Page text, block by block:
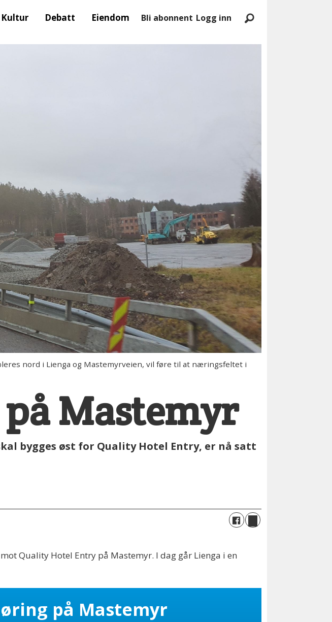
Kultur Debatt Eiendom Bli abonnent Logg inn
nord i Lienga og Mastemyrveien, vil føre til at næringsfeltet i
Mastemyr
bygges øst for Quality Hotel Entry, er nå satt
Quality Hotel Entry på Mastemyr. I dag går Lienga i en
på Mastemyr